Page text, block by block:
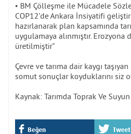
• BM Çölleşme ile Mücadele
COP12’de Ankara İnsiyatifi
hazırlanarak plan kapsamında
uygulamaya alınmıştır.
üretilmiştir”
Çevre ve tarıma dair kaygı
somut sonuçlar koyduklarını siz
Kaynak: Tarımda Toprak Ve
Beğen Tweet